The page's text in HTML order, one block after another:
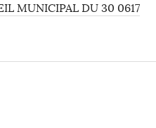
MUNICIPAL DU 30 0617